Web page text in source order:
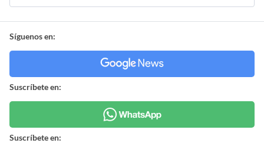
Síguenos en:
Suscríbete en:
Suscríbete en: